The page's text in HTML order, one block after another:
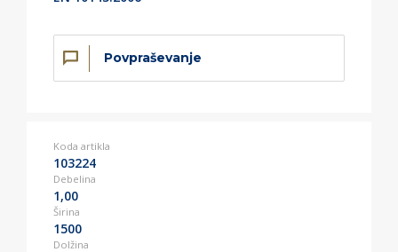
Povpraševanje
Koda artikla
103224
Debelina
1,00
Širina
1500
Dolžina